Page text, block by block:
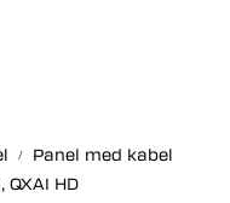
Panel med kabel
QXAI HD